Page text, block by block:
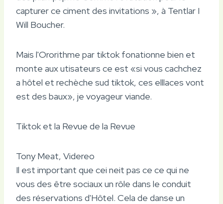
capturer ce ciment des invitations », à Tentlar I
Will Boucher.
Mais l'Ororithme par tiktok fonationne bien et
monte aux utisateurs ce est «si vous cachchez
a hôtel et rechèche sud tiktok, ces elllaces vont
est des baux», je voyageur viande.
Tiktok et la Revue de la Revue
Tony Meat, Videreo
Il est important que cei neit pas ce ce qui ne
vous des être sociaux un rôle dans le conduit
des réservations d'Hôtel. Cela de danse un